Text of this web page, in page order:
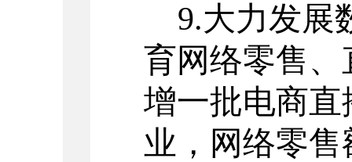
9.大力发展
育网络零售
增一批电商
业，网络零售